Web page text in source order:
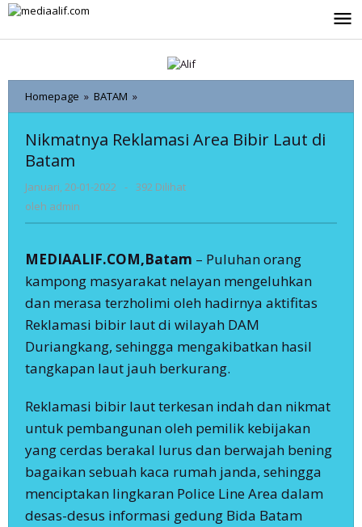
Lewati
konten
Homepage » BATAM »
Reklamasi
Bibir
Batam
Nikmatnya Reklamasi Area Bibir Laut di
Batam
Januari, 20-01-2022 oleh
- 392 Dilihat
oleh admin
MEDIAALIF.COM,Batam – Puluhan orang
kampong masyarakat nelayan mengeluhkan
dan merasa terzholimi oleh hadirnya aktifitas
Reklamasi bibir laut di wilayah DAM
Duriangkang, sehingga mengakibatkan hasil
tangkapan laut jauh berkurang.
Reklamasi bibir laut terkesan indah dan nikmat
untuk pembangunan oleh pemilik kebijakan
yang cerdas berakal lurus dan berwajah bening
bagaikan sebuah kaca rumah janda, sehingga
menciptakan lingkaran Police Line Area dalam
desas-desus informasi gedung Bida Batam